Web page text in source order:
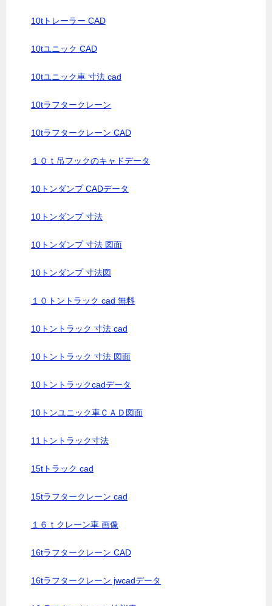
10tトレーラー CAD
10tユニック CAD
10tユニック車 寸法 cad
10tラフタークレーン
10tラフタークレーン CAD
１０ｔ吊フックのキャドデータ
10トンダンプ CADデータ
10トンダンプ 寸法
10トンダンプ 寸法 図面
10トンダンプ 寸法図
１０トントラック cad 無料
10トントラック 寸法 cad
10トントラック 寸法 図面
10トントラックcadデータ
10トンユニック車ＣＡＤ図面
11トントラック寸法
15tトラック cad
15tラフタークレーン cad
１６ｔクレーン車 画像
16tラフタークレーン CAD
16tラフタークレーン jwcadデータ